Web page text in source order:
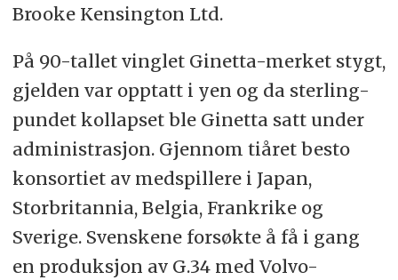
Brooke Kensington Ltd.
På 90-tallet vinglet Ginetta-merket stygt,
gjelden var opptatt i yen og da sterling-
pundet kollapset ble Ginetta satt under
administrasjon. Gjennom tiåret besto
konsortiet av medspillere i Japan,
Storbritannia, Belgia, Frankrike og
Sverige. Svenskene forsøkte å få i gang
en produksjon av G.34 med Volvo-